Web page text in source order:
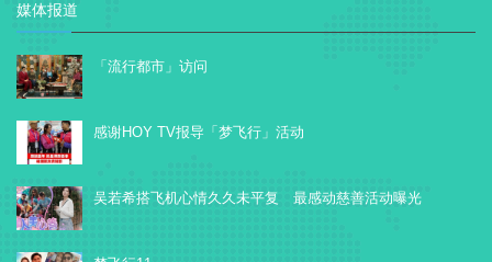
媒体报道
「流行都市」访问
感谢HOY TV报导「梦飞行」活动
吴若希搭飞机心情久久未平复 最感动慈善活动曝光